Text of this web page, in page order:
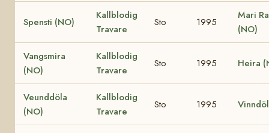
Spensti (NO)
Kallblodig
Travare
Sto 1995
Mari
(NO)
Vangsmira
(NO)
Kallblodig
Travare
Sto 1995 Heira
Veunddöla
(NO)
Kallblodig
Travare
Sto 1995